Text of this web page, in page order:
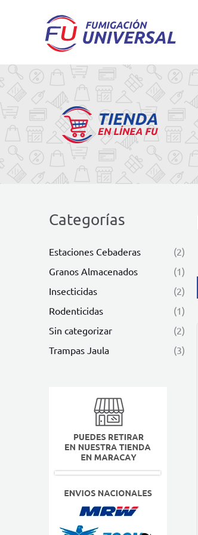
Categorías
Estaciones Cebaderas
(2)
Granos Almacenados
(1)
Insecticidas
(2)
Rodenticidas
(1)
Sin categorizar
(2)
Trampas Jaula
(3)